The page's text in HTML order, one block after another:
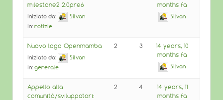
milestone2 2.0pre6
Iniziato da:
Silvan
in: notizie
months fa
Silvan
Nuovo logo Openmamba
Iniziato da:
Silvan
in: generale
2 3
14 years, 10
months fa
Silvan
Appello alla
comunità/sviluppatori:
2 4
14 years, 11
months fa